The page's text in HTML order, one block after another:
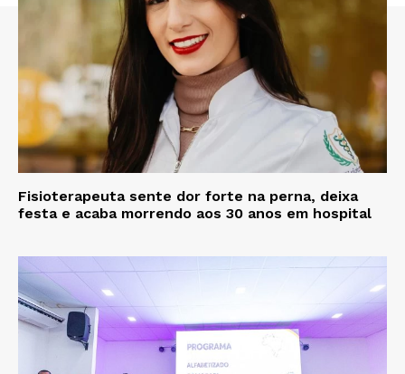
Fisioterapeuta sente dor forte na perna, deixa
festa e acaba morrendo aos 30 anos em hospital